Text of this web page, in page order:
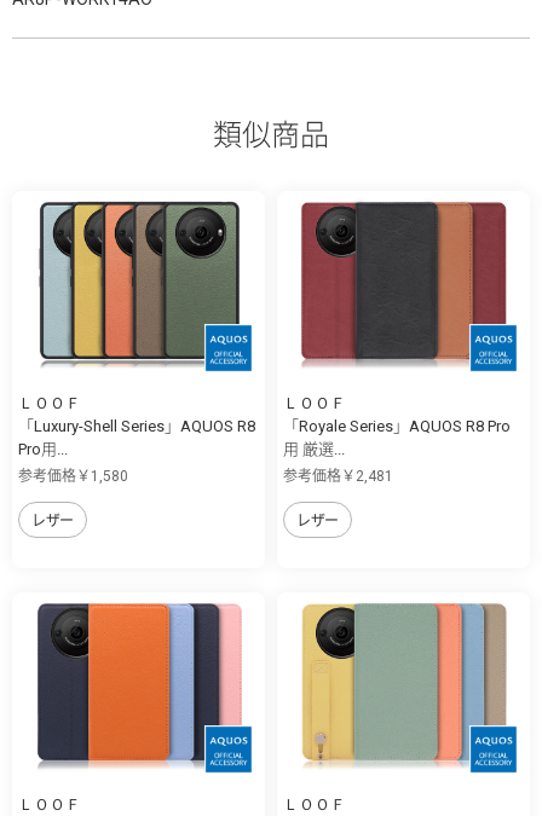
類似商品
ＬＯＯＦ
「Luxury-Shell Series」AQUOS R8
Pro用...
参考価格￥1,580
レザー
ＬＯＯＦ
「Royale Series」AQUOS R8 Pro
用 厳選...
参考価格￥2,481
レザー
ＬＯＯＦ
ＬＯＯＦ